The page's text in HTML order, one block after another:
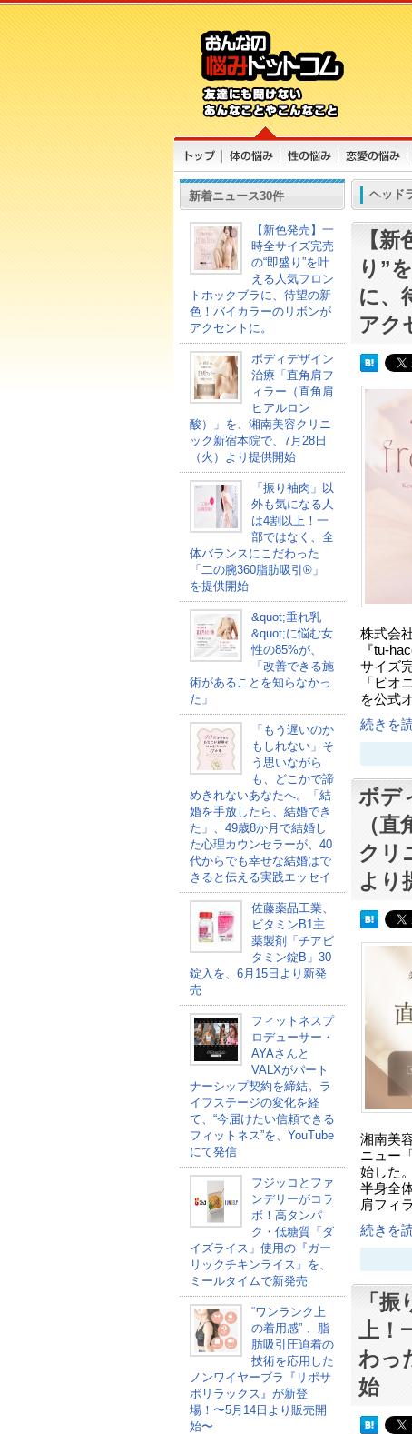
新着ニュース30件
【新色発売】一
時全サイズ完売
の“即盛り”を叶
える人気フロン
トホックブラに、待望の新
色！バイカラーのリボンが
アクセントに。
ボディデザイン
治療「直角肩フ
ィラー（直角肩
ヒアルロン
酸）」を、湘南美容クリニ
ック新宿本院で、7月28日
（火）より提供開始
「振り袖肉」以
外も気になる人
は4割以上！一
部ではなく、全
体バランスにこだわった
「二の腕360脂肪吸引®」
を提供開始
&quot;垂れ乳
&quot;に悩む女
性の85%が、
「改善できる施
術があることを知らなかっ
た」
「もう遅いのか
もしれない」そ
う思いながら
も、どこかで諦
めきれないあなたへ。「結
婚を手放したら、結婚でき
た」、49歳8か月で結婚し
た心理カウンセラーが、40
代からでも幸せな結婚はで
きると伝える実践エッセイ
佐藤薬品工業、
ビタミンB1主
薬製剤「チアビ
タミン錠B」30
錠入を、6月15日より新発
売
フィットネスプ
ロデューサー・
AYAさんと
VALXがパート
ナーシップ契約を締結。ラ
イフステージの変化を経
て、“今届けたい信頼できる
フィットネス”を、YouTube
にて発信
フジッコとファ
ンデリーがコラ
ボ！高タンパ
ク・低糖質「ダ
イズライス」使用の『ガー
リックチキンライス』を、
ミールタイムで新発売
“ワンランク上
の着用感” 、脂
肪吸引圧迫着の
技術を応用した
ノンワイヤーブラ『リポサ
ポリラックス』が新登
場！〜5月14日より販売開
始〜
ヘッド
【
り”
に、
アク
株式会
『tu-
サイズ
「ピオ
を公式
続きを
ボデ
（
クリ
より
湘南美
ニュー
始した
半身全
肩フィ
続きを
「
上！
わっ
始